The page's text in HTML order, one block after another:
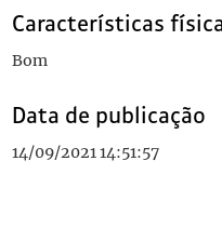
Características
Bom
Data de publicação
14/09/2021 14:51:57